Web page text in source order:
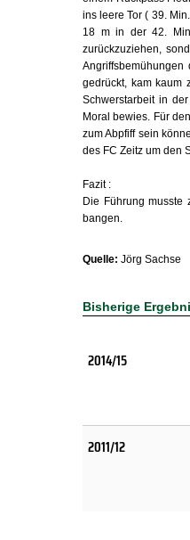
ins leere Tor ( 39.
18 m in der 42.
zurückzuziehen,
gedrückt, kam kaum
Schwerstarbeit in
Moral bewies. Für
zum Abpfiff sein
des FC Zeitz um den
Fazit :
Die Führung musste
bangen.
Quelle: Jörg Sachse
Bisherige
2014/15
2011/12